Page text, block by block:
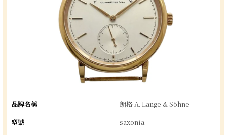
品牌名稱
朗格 A. Lange & Söhne
型號
saxonia